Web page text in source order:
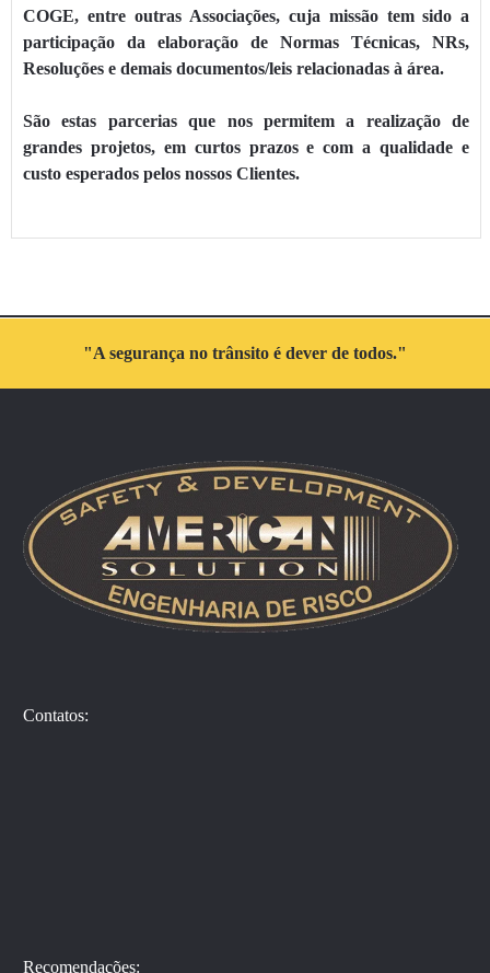
COGE, entre outras Associações, cuja missão tem sido a
participação da elaboração de Normas Técnicas, NRs,
Resoluções e demais documentos/leis relacionadas à área.
São estas parcerias que nos permitem a realização de
grandes projetos, em curtos prazos e com a qualidade e
custo esperados pelos nossos Clientes.
"A segurança no trânsito é dever de todos."
Contatos:
Recomendações: